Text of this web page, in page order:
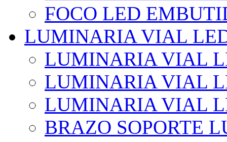
FOCO LED
LUMINARIA VIAL
LUMINARIA VIAL
LUMINARIA VIAL
LUMINARIA VIAL
BRAZO SOPORTE